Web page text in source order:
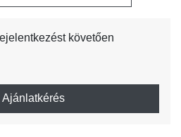
követően
Ajánlatkérés